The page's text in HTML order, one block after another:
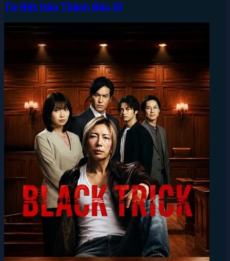
Từ Bất Hảo Thành Bác Sĩ